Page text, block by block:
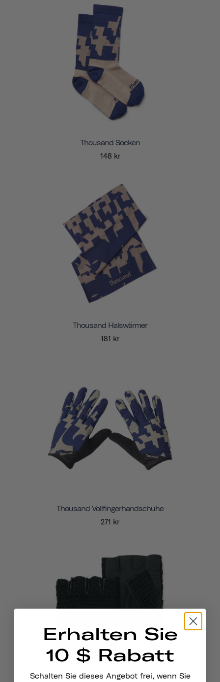
Thousand Socken
148 kr
Thousand Halswärmer
181 kr
Thousand Vollfingerhandschuhe
271 kr
Erhalten Sie
10 $ Rabatt
Schalten Sie dieses Angebot frei, wenn Sie